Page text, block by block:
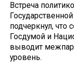
Встреча
подчеркнул, что
Госдумой и
выводит
уровень.